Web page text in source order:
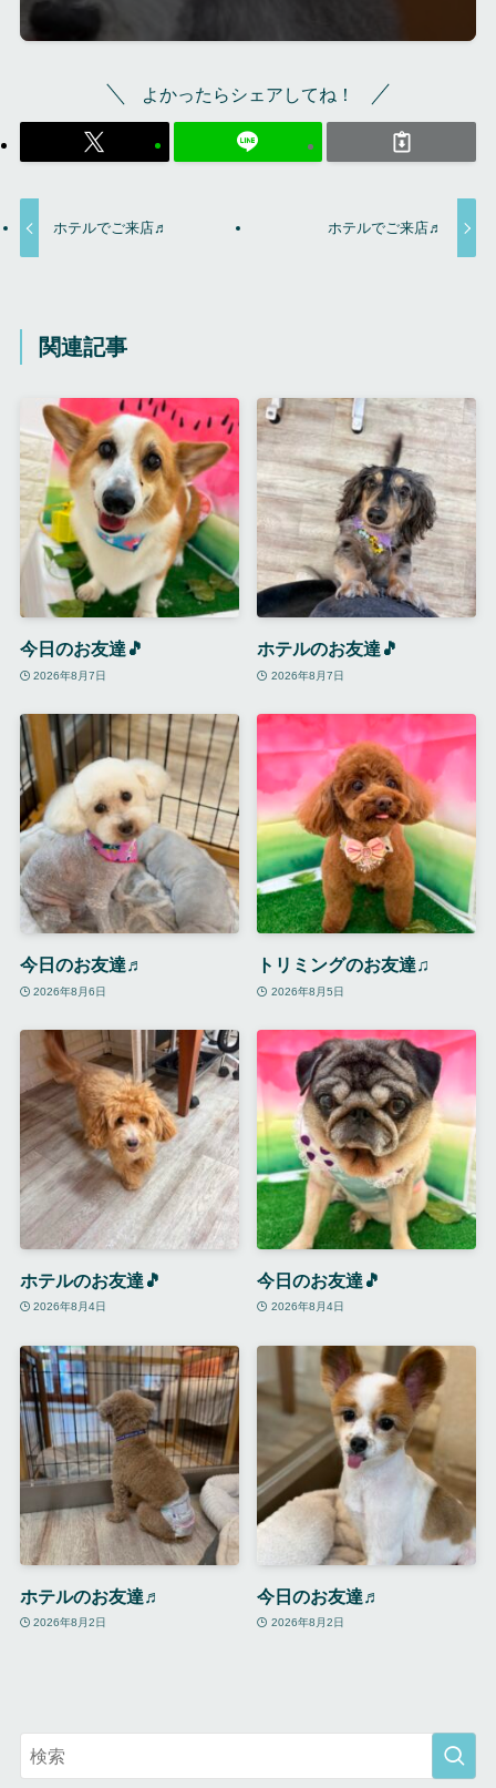
よかったらシェアしてね！
ホテルでご来店♬ ホテルでご来店♬
関連記事
今日のお友達🎵
2026年8月7日
ホテルのお友達🎵
2026年8月7日
今日のお友達♬
2026年8月6日
トリミングのお友達♫
2026年8月5日
ホテルのお友達🎵
2026年8月4日
今日のお友達🎵
2026年8月4日
ホテルのお友達♬
2026年8月2日
今日のお友達♬
2026年8月2日